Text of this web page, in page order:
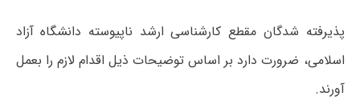
پذیرفته شدگان مقطع کارشناسی ارشد ناپیوسته دانشگاه آزاد
اسلامی، ضرورت دارد بر اساس توضیحات ذیل اقدام لازم را بعمل
آورند.